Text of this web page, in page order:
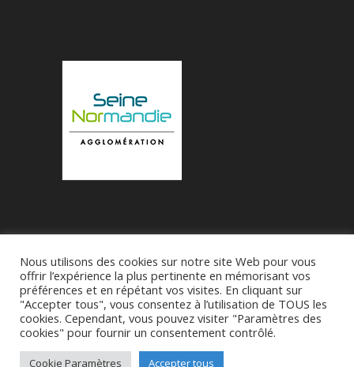
Accueil Municipalité
Le Village de Bueil
Associations
Réalise parSDI27 - M Franck-Patrick Roussel
Nous utilisons des cookies sur notre site Web pour vous
offrir l’expérience la plus pertinente en mémorisant vos
préférences et en répétant vos visites. En cliquant sur
"Accepter tous", vous consentez à l’utilisation de TOUS les
cookies. Cependant, vous pouvez visiter "Paramètres des
cookies" pour fournir un consentement contrôlé.
Cookie Paramètres Accepter tous